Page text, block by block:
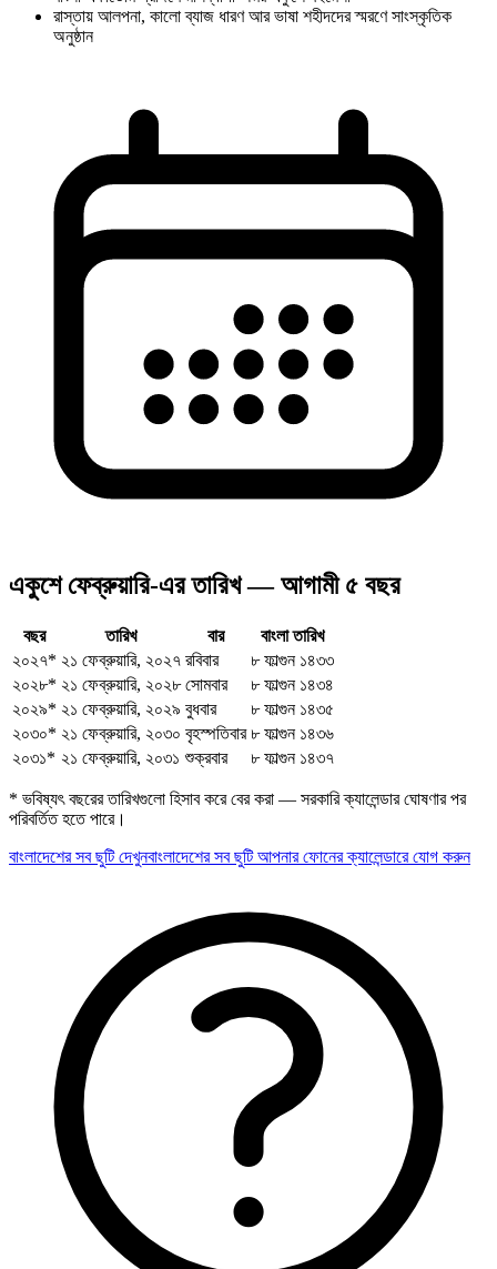
রাস্তায় আলপনা, কালো ব্যাজ ধারণ আর ভাষা শহীদদের স্মরণে সাংস্কৃতিক
অনুষ্ঠান
একুশে ফেব্রুয়ারি-এর তারিখ — আগামী ৫ বছর
বছর তারিখ বার
বাংলা তারিখ
২০২৭* ২১ ফেব্রুয়ারি, ২০২৭ রবিবার
৮ ফাল্গুন ১৪৩৩
২০২৮* ২১ ফেব্রুয়ারি, ২০২৮ সোমবার
৮ ফাল্গুন ১৪৩৪
২০২৯* ২১ ফেব্রুয়ারি, ২০২৯ বুধবার
৮ ফাল্গুন ১৪৩৫
২০৩০* ২১ ফেব্রুয়ারি, ২০৩০ বৃহস্পতিবার ৮ ফাল্গুন ১৪৩৬
২০৩১* ২১ ফেব্রুয়ারি, ২০৩১ শুক্রবার ৮ ফাল্গুন ১৪৩৭
* ভবিষ্যৎ বছরের তারিখগুলো হিসাব করে বের করা — সরকারি ক্যালেন্ডার ঘোষণার পর
পরিবর্তিত হতে পারে।
বাংলাদেশের সব ছুটি দেখুনবাংলাদেশের সব ছুটি আপনার ফোনের ক্যালেন্ডারে যোগ করুন